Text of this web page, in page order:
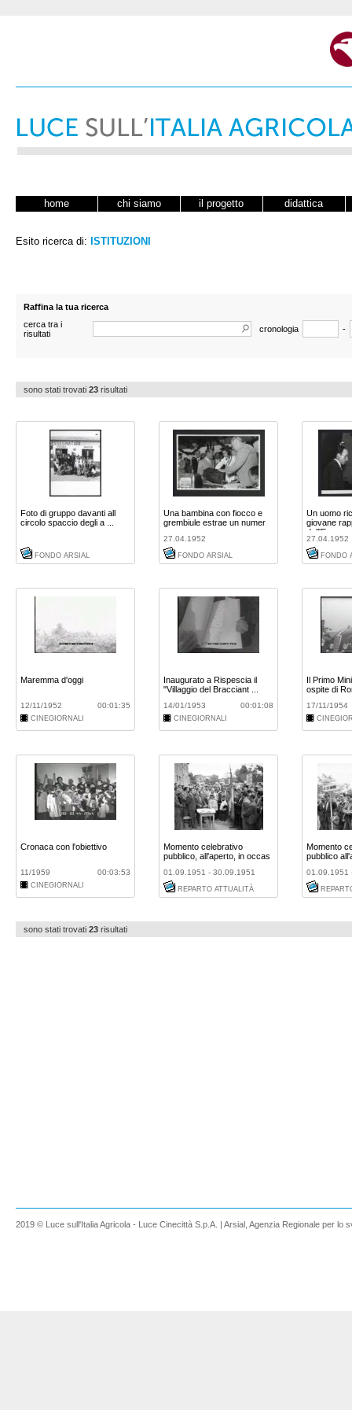
home chi siamo il progetto didattica
Esito ricerca di: ISTITUZIONI
Raffina la tua ricerca
cerca tra i
risultati
cronologia -
sono stati trovati 23 risultati
Foto di gruppo davanti all
circolo spaccio degli a ...
FONDO ARSIAL
Una bambina con fiocco e
grembiule estrae un numer
27.04.1952
FONDO ARSIAL
Un uomo
giovane
dell'E ...
27.04.1952
FONDO
Maremma d'oggi
12/11/1952 00:01:35
CINEGIORNALI
Inaugurato a Rispescia il
"Villaggio del Bracciant ...
14/01/1953 00:01:08
CINEGIORNALI
Il Primo
ospite di
17/11/1954
Cronaca con l'obiettivo
11/1959 00:03:53
CINEGIORNALI
Momento celebrativo
pubblico, all'aperto, in occas
01.09.1951 - 30.09.1951
REPARTO ATTUALITÀ
Momento
pubblico
01.09.1951
sono stati trovati 23 risultati
2019 © Luce sull'Italia Agricola - Luce Cinecittà S.p.A. | Arsial, Agenzia Regionale per